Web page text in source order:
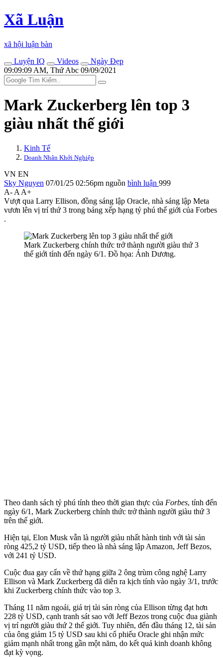
Xã Luận
xã hội luận bàn
Luyện IQ
Videos
Ngày Đẹp
09:09:09 AM, Thứ Abc 09/09/2021
Mark Zuckerberg lên top 3
giàu nhất thế giới
Kinh Tế
Doanh Nhân Khởi Nghiệp
VN EN
Sky Nguyen 07/01/25 02:56pm nguồn bình luận 999
A- A A+
Vượt qua Larry Ellison, đồng sáng lập Oracle, nhà sáng lập Meta
vươn lên vị trí thứ 3 trong bảng xếp hạng tỷ phú thế giới của Forbes
.
Mark Zuckerberg chính thức trở thành người giàu thứ 3
thế giới tính đến ngày 6/1. Đồ họa: Ánh Dương.
Theo danh sách tỷ phú tính theo thời gian thực của Forbes, tính đến
ngày 6/1, Mark Zuckerberg chính thức trở thành người giàu thứ 3
trên thế giới.
Hiện tại, Elon Musk vẫn là người giàu nhất hành tinh với tài sản
ròng 425,2 tỷ USD, tiếp theo là nhà sáng lập Amazon, Jeff Bezos,
với 241 tỷ USD.
Cuộc đua gay cấn về thứ hạng giữa 2 ông trùm công nghệ Larry
Ellison và Mark Zuckerberg đã diễn ra kịch tính vào ngày 3/1, trước
khi Zuckerberg chính thức vào top 3.
Tháng 11 năm ngoái, giá trị tài sản ròng của Ellison từng đạt hơn
228 tỷ USD, cạnh tranh sát sao với Jeff Bezos trong cuộc đua giành
vị trí người giàu thứ 2 thế giới. Tuy nhiên, đến đầu tháng 12, tài sản
của ông giảm 15 tỷ USD sau khi cổ phiếu Oracle ghi nhận mức
giảm mạnh nhất trong gần một năm, do kết quả kinh doanh không
đạt kỳ vọng.